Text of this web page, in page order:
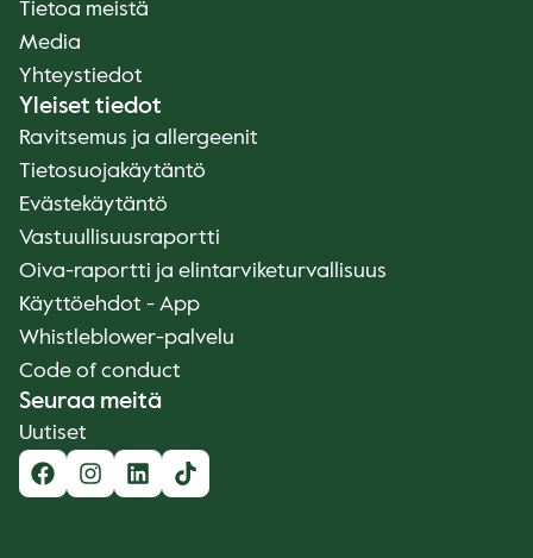
Tietoa meistä
Media
Yhteystiedot
Yleiset tiedot
Ravitsemus ja allergeenit
Tietosuojakäytäntö
Evästekäytäntö
Vastuullisuusraportti
Oiva-raportti ja elintarviketurvallisuus
Käyttöehdot - App
Whistleblower-palvelu
Code of conduct
Seuraa meitä
Uutiset